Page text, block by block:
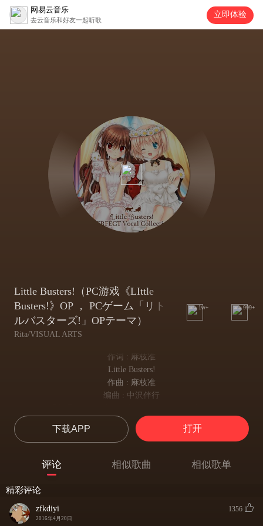
网易云音乐
去云音乐和好友一起听歌
立即体验
Little Busters!（PC游戏《LIttle
Busters!》OP ， PCゲーム「リト
ルバスターズ!」OPテーマ）
Rita/VISUAL ARTS
1w+ 999+
作词 : 麻枝准
Little Busters!
作曲 : 麻枝准
编曲 : 中沢伴行
ひとりが辛いからふたつの手をつないだ
一个人是艰辛的 于是两人牵起手
ふたりじゃ寂しいから輪（わ）になって手をつないだ
两个人是寂寞的 于是大家围成圈
きっとそれが幾千の力にもなりどんな夢も断てる気がするんだ
这样也许就能够 凝聚万千的力量 无论怎样的梦境 都能够将它斩断
下载APP 打开
评论 相似歌曲 相似歌单
精彩评论
zfkdiyi
2016年4月20日
1356